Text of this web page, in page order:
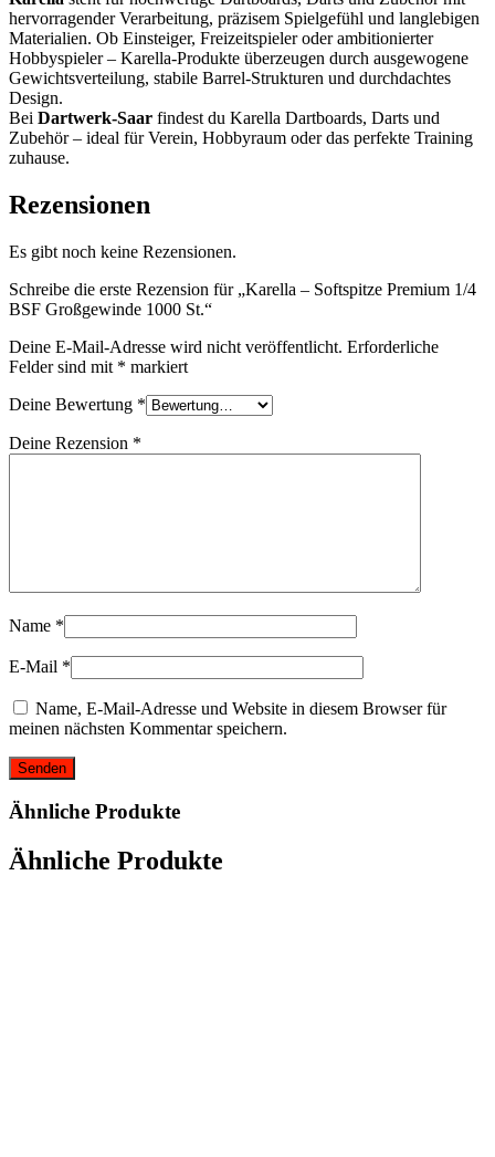
hervorragender Verarbeitung, präzisem Spielgefühl und langlebigen
Materialien. Ob Einsteiger, Freizeitspieler oder ambitionierter
Hobbyspieler – Karella-Produkte überzeugen durch ausgewogene
Gewichtsverteilung, stabile Barrel-Strukturen und durchdachtes
Design.
Bei Dartwerk-Saar findest du Karella Dartboards, Darts und
Zubehör – ideal für Verein, Hobbyraum oder das perfekte Training
zuhause.
Rezensionen
Es gibt noch keine Rezensionen.
Schreibe die erste Rezension für „Karella – Softspitze Premium 1/4
BSF Großgewinde 1000 St.“
Deine E-Mail-Adresse wird nicht veröffentlicht. Erforderliche
Felder sind mit * markiert
Deine Bewertung *
Deine Rezension *
Name *
E-Mail *
Name, E-Mail-Adresse und Website in diesem Browser für
meinen nächsten Kommentar speichern.
Ähnliche Produkte
Ähnliche Produkte